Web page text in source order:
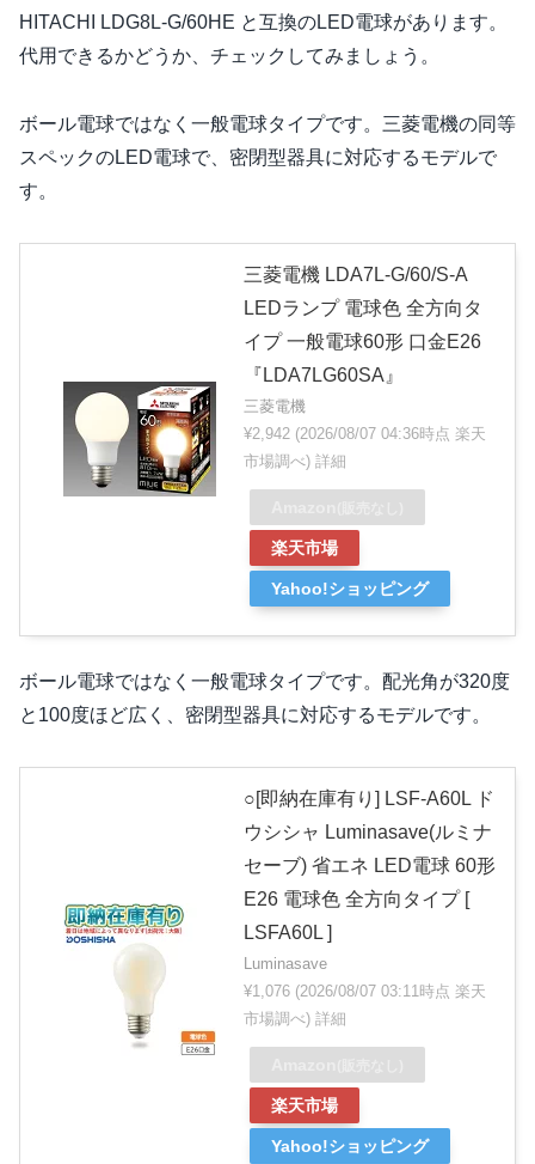
HITACHI LDG8L-G/60HE と互換のLED電球があります。
代用できるかどうか、チェックしてみましょう。
ボール電球ではなく一般電球タイプです。三菱電機の同等
スペックのLED電球で、密閉型器具に対応するモデルで
す。
三菱電機 LDA7L-G/60/S-A
LEDランプ 電球色 全方向タ
イプ 一般電球60形 口金E26
『LDA7LG60SA』
三菱電機
¥2,942 (2026/08/07 04:36時点 楽天
市場調べ) 詳細
楽天市場
Yahoo!ショッピング
ボール電球ではなく一般電球タイプです。配光角が320度
と100度ほど広く、密閉型器具に対応するモデルです。
○[即納在庫有り] LSF-A60L ド
ウシシャ Luminasave(ルミナ
セーブ) 省エネ LED電球 60形
E26 電球色 全方向タイプ [
LSFA60L ]
Luminasave
¥1,076 (2026/08/07 03:11時点 楽天
市場調べ) 詳細
楽天市場
Yahoo!ショッピング